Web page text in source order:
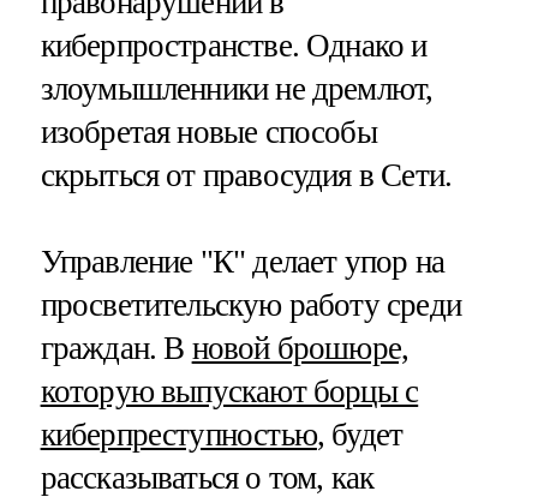
киберпространстве. Однако и
злоумышленники не дремлют,
изобретая новые способы
скрыться от правосудия в Сети.
Управление "К" делает упор на
просветительскую работу среди
граждан. В новой брошюре,
которую выпускают борцы с
киберпреступностью, будет
рассказываться о том, как